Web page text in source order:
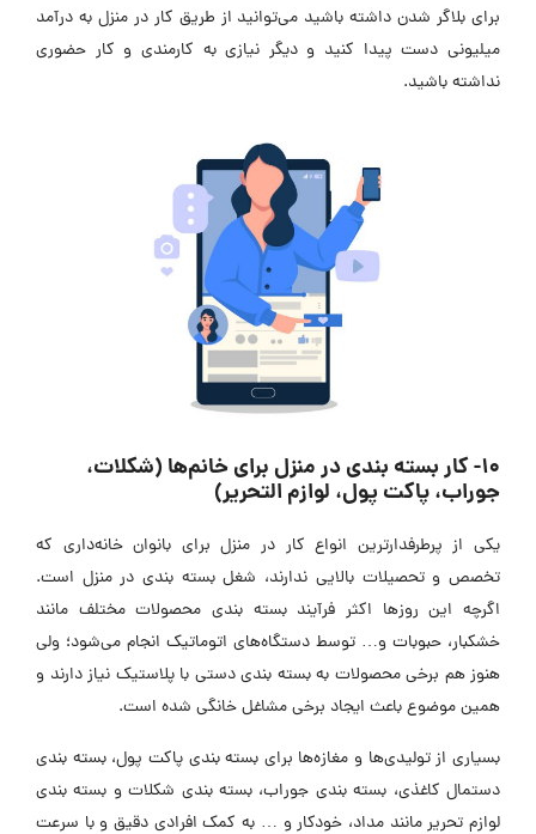
برای بلاگر شدن داشته باشید می‌توانید از طریق کار در منزل به درآمد
میلیونی دست پیدا کنید و دیگر نیازی به کارمندی و کار حضوری
نداشته باشید.
10- کار بسته بندی در منزل برای خانم‌ها (شکلات،
جوراب، پاکت پول، لوازم التحریر)
یکی از پرطرفدارترین انواع کار در منزل برای بانوان خانه‌داری که
تخصص و تحصیلات بالایی ندارند، شغل بسته بندی در منزل است.
اگرچه این روزها اکثر فرآیند بسته بندی محصولات مختلف مانند
خشکبار، حبوبات و… توسط دستگاه‌های اتوماتیک انجام می‌شود؛ ولی
هنوز هم برخی محصولات به بسته بندی دستی با پلاستیک نیاز دارند و
همین موضوع باعث ایجاد برخی مشاغل خانگی شده است.
بسیاری از تولیدی‌ها و مغازه‌ها برای بسته بندی پاکت پول، بسته بندی
دستمال کاغذی، بسته بندی جوراب، بسته بندی شکلات و بسته بندی
لوازم تحریر مانند مداد، خودکار و … به کمک افرادی دقیق و با سرعت